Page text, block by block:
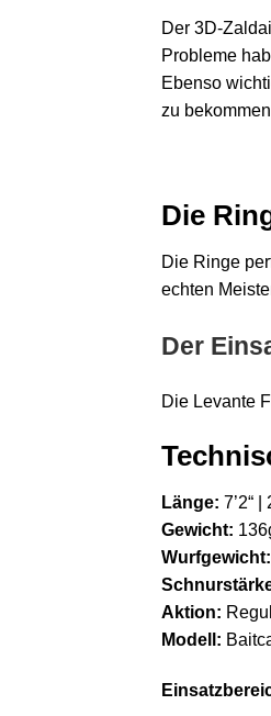
Der 3D-
Probleme
Ebenso
zu
Die
Die Ringe
echten
Der
Die Levante
Länge: 7’2“ |
Gewicht:
Wurfgewicht:
Aktion:
Modell: